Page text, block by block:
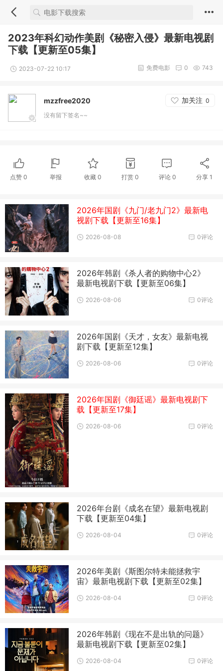
2023年科幻动作美剧《秘密入侵》最新电视剧
下载【更新至05集】
2023-07-22 10:17 743
0
免费电影
mzzfree2020 加关注 0
没有留下签名~~
点赞 0 举报 收藏0 打赏 0 评论 0 分享1
2026年国剧《九门/老九门2》最新电
视剧下载【更新至16集】
0评论
2026-08-08
2026年韩剧《杀人者的购物中心2》
最新电视剧下载【更新至06集】
0评论
2026-08-06
2026年国剧《天才，女友》最新电视
剧下载【更新至12集】
0评论
2026-08-06
2026年国剧《御廷谣》最新电视剧下
载【更新至17集】
0评论
2026-08-06
2026年台剧《成名在望》最新电视剧
下载【更新至04集】
0评论
2026-08-04
2026年美剧《斯图尔特未能拯救宇
宙》最新电视剧下载【更新至02集】
0评论
2026-08-04
2026年韩剧《现在不是出轨的问题》
最新电视剧下载【更新至02集】
0评论
2026-08-04